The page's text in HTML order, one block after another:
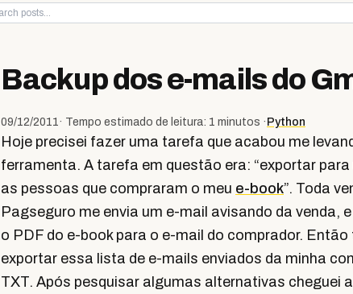
Backup dos e-mails do
09/12/2011· Tempo estimado de leitura: 1 minutos · Python
Hoje precisei fazer uma tarefa que acabou me
ferramenta. A tarefa em questão era: “exportar
as pessoas que compraram o meu e-book”. Toda
Pagseguro me envia um e-mail avisando da venda,
o PDF do e-book para o e-mail do comprador.
exportar essa lista de e-mails enviados da minha
TXT. Após pesquisar algumas alternativas cheguei